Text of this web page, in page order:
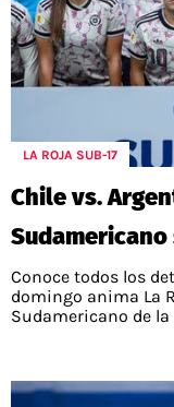
LA ROJA SUB-17
Chile vs.
Conoce todos los
domingo anima La
Sudamericano de